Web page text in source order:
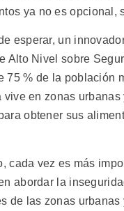
ya no es opcional,
esperar, un
Alto Nivel sobre
75 % de la población
vive en zonas
obtener sus
cada vez es más
abordar la
de las zonas